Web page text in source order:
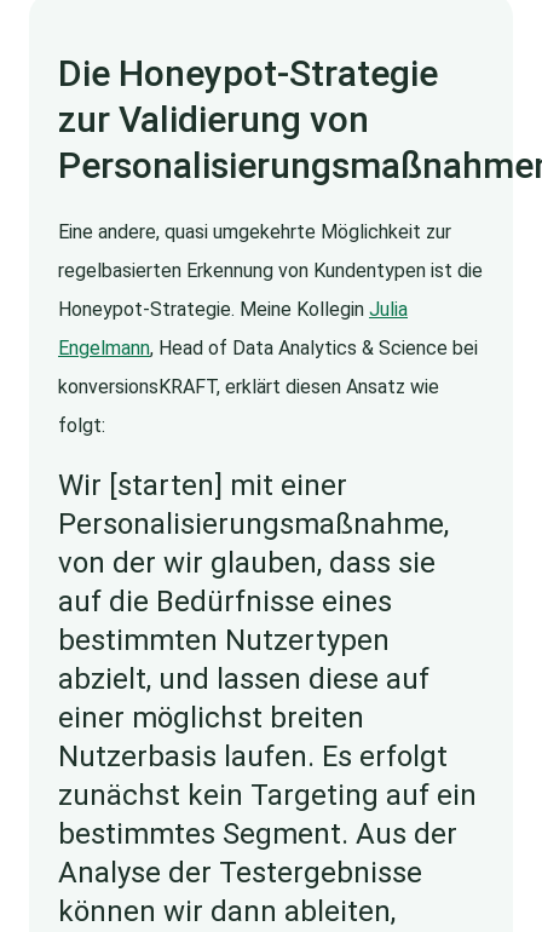
Die Honeypot-Strategie
zur Validierung von
Eine andere, quasi umgekehrte Möglichkeit zur
regelbasierten Erkennung von Kundentypen ist die
Honeypot-Strategie. Meine Kollegin Julia
Engelmann, Head of Data Analytics & Science bei
konversionsKRAFT, erklärt diesen Ansatz wie
folgt:
Wir [starten] mit einer
Personalisierungsmaßnahme,
von der wir glauben, dass sie
auf die Bedürfnisse eines
bestimmten Nutzertypen
abzielt, und lassen diese auf
einer möglichst breiten
Nutzerbasis laufen. Es erfolgt
zunächst kein Targeting auf ein
bestimmtes Segment. Aus der
Analyse der Testergebnisse
können wir dann ableiten,